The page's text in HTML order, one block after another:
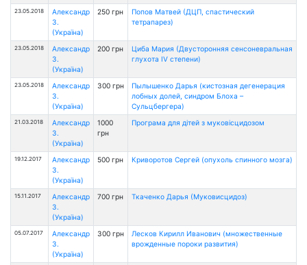
23.05.2018
Александр
З.
(Україна)
250 грн
Попов Матвей (ДЦП, спастический
тетрапарез)
23.05.2018
Александр
З.
(Україна)
200 грн
Циба Мария (Двусторонняя сенсоневральная
глухота IV степени)
23.05.2018
Александр
З.
(Україна)
300 грн
Пылышенко Дарья (кистозная дегенерация
лобных долей, синдром Блоха –
Сульцбергера)
21.03.2018
Александр
З.
(Україна)
1000
грн
Програма для дітей з муковісцидозом
19.12.2017
Александр
З.
(Україна)
500 грн Криворотов Сергей (опухоль спинного мозга)
15.11.2017
Александр
З.
(Україна)
700 грн Ткаченко Дарья (Муковисцидоз)
05.07.2017
Александр
З.
(Україна)
300 грн
Лесков Кирилл Иванович (множественные
врожденные пороки развития)